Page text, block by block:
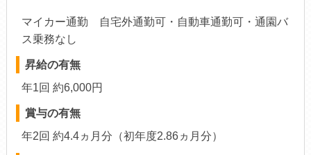
マイカー通勤 自宅外通勤可・自動車通勤可・通園バ
ス乗務なし
昇給の有無
年1回 約6,000円
賞与の有無
年2回 約4.4ヵ月分（初年度2.86ヵ月分）